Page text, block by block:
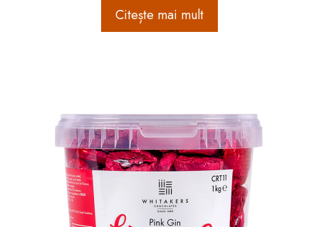
Citește mai mult